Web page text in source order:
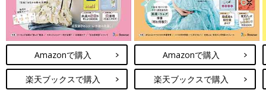
Amazonで購入
楽天ブックスで購入
Amazonで購入
楽天ブックスで購入